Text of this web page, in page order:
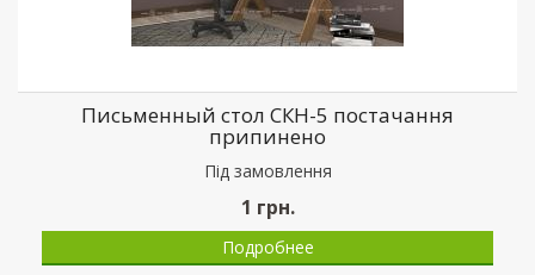
Письменный стол СКН-5 постачання
припинено
Пiд замовлення
1 грн.
Подробнее